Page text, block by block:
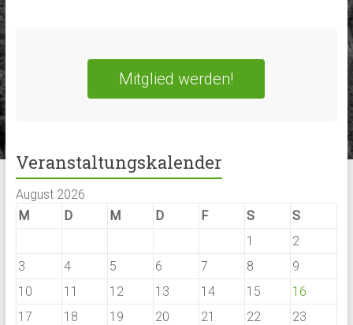
Mitglied werden!
Veranstaltungskalender
August 2026
M
D M D F S
S
1
2
3
4 5 6 7 8
9
10
11 12 13 14 15
16
17
18 19 20 21 22
23